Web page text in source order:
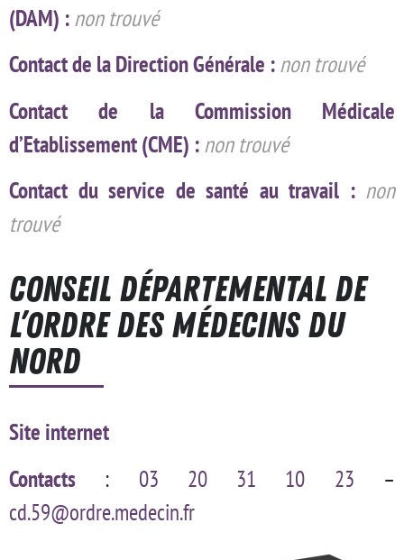
(DAM) :non trouvé
Contact de la Direction Générale :non trouvé
Contact de la Commission Médicale
d’Etablissement (CME) :non trouvé
Contact du service de santé au travail : non
trouvé
Conseil Départemental de
l’Ordre des Médecins du
Nord
Site internet
Contacts
: 03 20 31 10 23 –
cd.59@ordre.medecin.fr